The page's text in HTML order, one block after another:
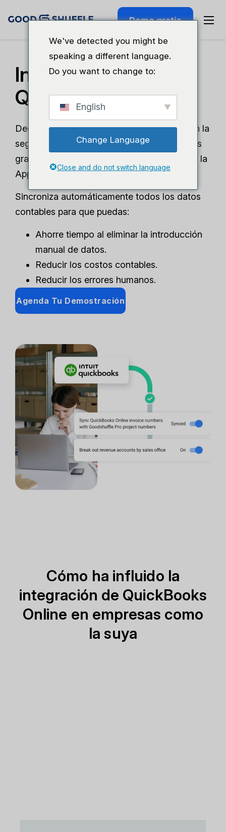
Demo gratis
Integración con
QuickBooks Online
Dedica menos tiempo a la contabilidad y ten la
seguridad de que tus datos están protegidos
gracias a nuestra integración certificada por la
App Store de QuickBooks.
Sincroniza automáticamente todos los datos
contables para que puedas:
Ahorre tiempo al eliminar la introducción
manual de datos.
Reducir los costos contables.
Reducir los errores humanos.
Agenda Tu Demostración
Cómo ha influido la
integración de QuickBooks
Online en empresas como
la suya
We've detected you might be
speaking a different language.
Do you want to change to:
English
Change Language
Close and do not switch language